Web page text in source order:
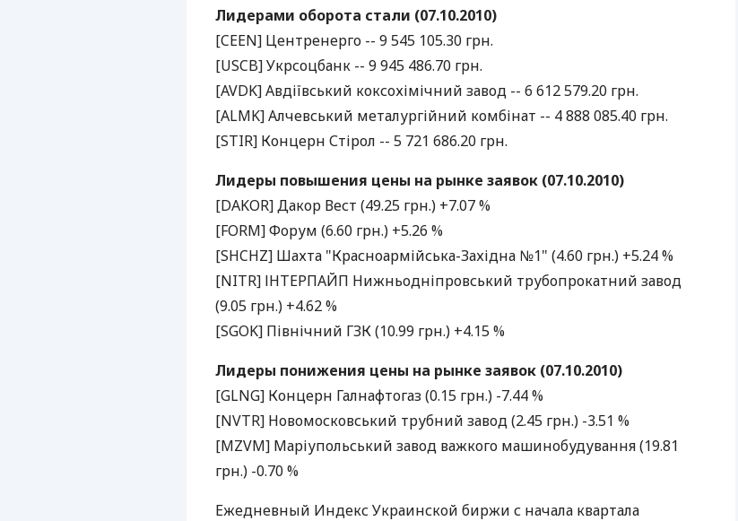
Лидерами оборота стали (07.10.2010)
[CEEN] Центренерго -- 9 545 105.30 грн.
[USCB] Укрсоцбанк -- 9 945 486.70 грн.
[AVDK] Авдіївський коксохімічний завод -- 6 612 579.20 грн.
[ALMK] Алчевський металургійний комбінат -- 4 888 085.40 грн.
[STIR] Концерн Стірол -- 5 721 686.20 грн.
Лидеры повышения цены на рынке заявок (07.10.2010)
[DAKOR] Дакор Вест (49.25 грн.) +7.07 %
[FORM] Форум (6.60 грн.) +5.26 %
[SHCHZ] Шахта "Красноармійська-Західна №1" (4.60 грн.) +5.24 %
[NITR] ІНТЕРПАЙП Нижньодніпровський трубопрокатний завод
(9.05 грн.) +4.62 %
[SGOK] Північний ГЗК (10.99 грн.) +4.15 %
Лидеры понижения цены на рынке заявок (07.10.2010)
[GLNG] Концерн Галнафтогаз (0.15 грн.) -7.44 %
[NVTR] Новомосковський трубний завод (2.45 грн.) -3.51 %
[MZVM] Маріупольський завод важкого машинобудування (19.81
грн.) -0.70 %
Ежедневный Индекс Украинской биржи с начала квартала